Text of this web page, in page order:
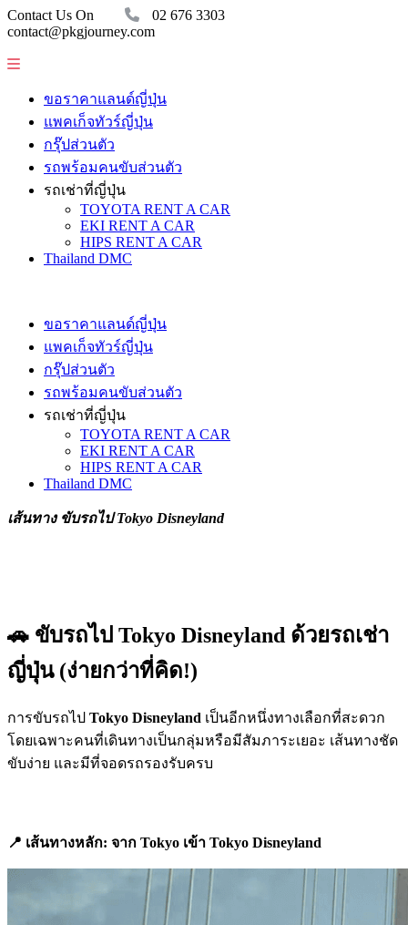
Contact Us On
02 676 3303
contact@pkgjourney.com
ขอราคาแลนด์ญี่ปุ่น
แพคเก็จทัวร์ญี่ปุ่น
กรุ๊ปส่วนตัว
รถพร้อมคนขับส่วนตัว
รถเช่าที่ญี่ปุ่น
TOYOTA RENT A CAR
EKI RENT A CAR
HIPS RENT A CAR
Thailand DMC
ขอราคาแลนด์ญี่ปุ่น
แพคเก็จทัวร์ญี่ปุ่น
กรุ๊ปส่วนตัว
รถพร้อมคนขับส่วนตัว
รถเช่าที่ญี่ปุ่น
TOYOTA RENT A CAR
EKI RENT A CAR
HIPS RENT A CAR
Thailand DMC
เส้นทาง ขับรถไป Tokyo Disneyland
🚗 ขับรถไป Tokyo Disneyland ด้วยรถเช่า
ญี่ปุ่น (ง่ายกว่าที่คิด!)
การขับรถไป Tokyo Disneyland เป็นอีกหนึ่งทางเลือกที่สะดวก
โดยเฉพาะคนที่เดินทางเป็นกลุ่มหรือมีสัมภาระเยอะ เส้นทางชัด
ขับง่าย และมีที่จอดรถรองรับครบ
📍 เส้นทางหลัก: จาก Tokyo เข้า Tokyo Disneyland